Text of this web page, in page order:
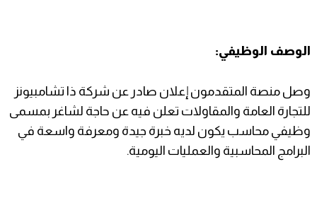
الوصف الوظيفي:
وصل منصة المتقدمون إعلان صادر عن شركة ذا تشامبيونز
للتجارة العامة والمقاولات تعلن فيه عن حاجة لشاغر بمسمى
وظيفي محاسب يكون لديه خبرة جيدة ومعرفة واسعة في
البرامج المحاسبية والعمليات اليومية.